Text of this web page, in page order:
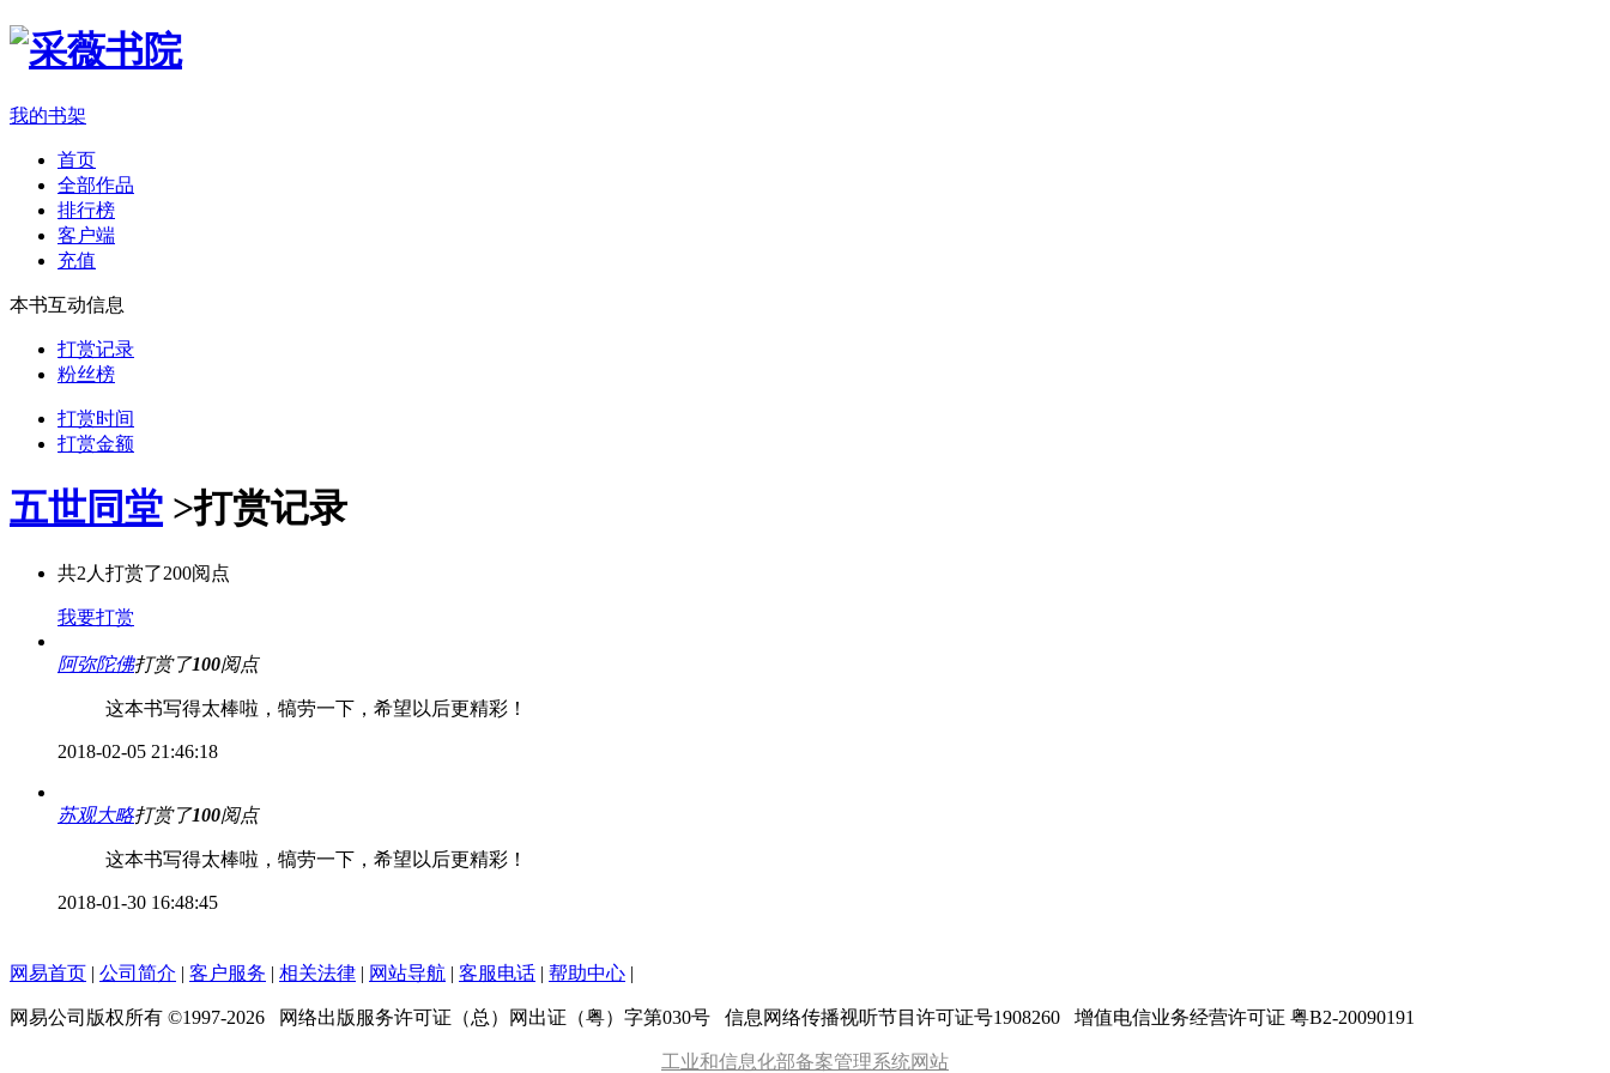
我的书架
首页
全部作品
排行榜
客户端
充值
本书互动信息
打赏记录
粉丝榜
打赏时间
打赏金额
五世同堂 >打赏记录
共2 人打赏了200阅点
我要打赏
阿弥陀佛打赏了100阅点
这本书写得太棒啦，犒劳一下，希望以后更精彩！
2018-02-05 21:46:18
苏观大略打赏了100阅点
这本书写得太棒啦，犒劳一下，希望以后更精彩！
2018-01-30 16:48:45
网易首页 | 公司简介 | 客户服务 | 相关法律 | 网站导航 | 客服电话 | 帮助中心 |
网易公司版权所有 ©1997-2026 网络出版服务许可证（总）网出证（粤）字第030号 信息网络传播视听节目许可证号1908260 增值电信业务经营许可证 粤B2-20090191
工业和信息化部备案管理系统网站